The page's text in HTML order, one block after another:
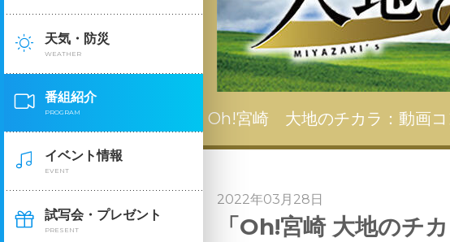
天気・防災
WEATHER
番組紹介
PROGRAM
イベント情報
EVENT
試写会・プレゼント
PRESENT
Oh!宮崎 大地のチカラ：動画
2022年03月28日
「Oh!宮崎 大地のチ